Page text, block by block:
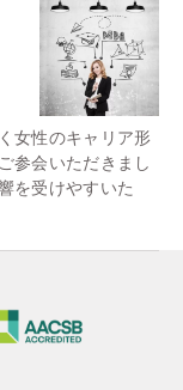
女性のキャリア形
参会いただきまし
を受けやすいた